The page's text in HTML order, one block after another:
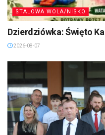
STALOWA WOLA/NISKO
Dzierdziówka: Święto
2026-08-07